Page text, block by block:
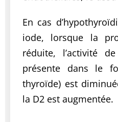
En cas
iode, lorsque la
réduite, l’activité
présente dans le
thyroïde) est
la D2 est augmentée.